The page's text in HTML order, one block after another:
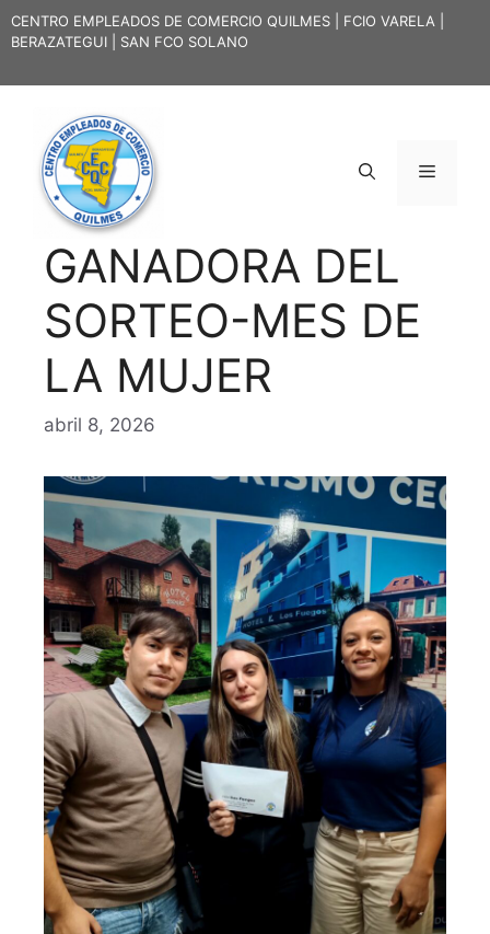
Saltar
al
CENTRO EMPLEADOS DE COMERCIO QUILMES | FCIO VARELA |
BERAZATEGUI | SAN FCO SOLANO
Menú
GANADORA DEL
SORTEO-MES DE
LA MUJER
abril 8, 2026